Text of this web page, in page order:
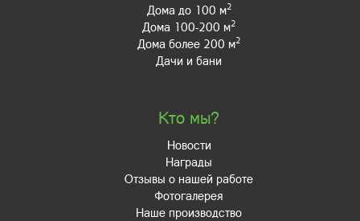
Дома до 100 м2
Дома 100-200 м2
Дома более 200 м2
Дачи и бани
Кто мы?
Новости
Награды
Отзывы о нашей работе
Фотогалерея
Наше производство